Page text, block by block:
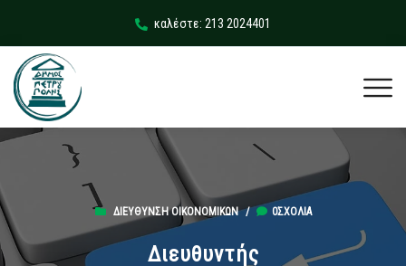
καλέστε: 213 2024401
ΔΙΕΎΘΥΝΣΗ ΟΙΚΟΝΟΜΙΚΏΝ/ 0ΣΧΌΛΙΑ
Διευθυντής